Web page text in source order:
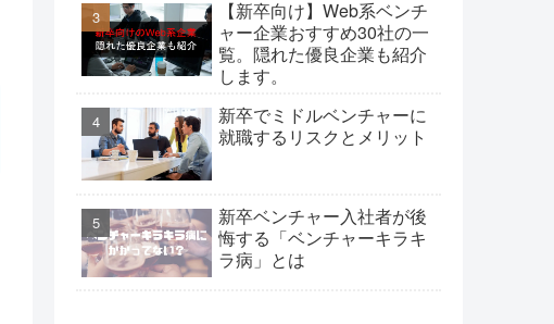
【新卒向け】Web系ベンチ
ャー企業おすすめ30社の一
覧。隠れた優良企業も紹介
します。
新卒でミドルベンチャーに
就職するリスクとメリット
新卒ベンチャー入社者が後
悔する「ベンチャーキラキ
ラ病」とは